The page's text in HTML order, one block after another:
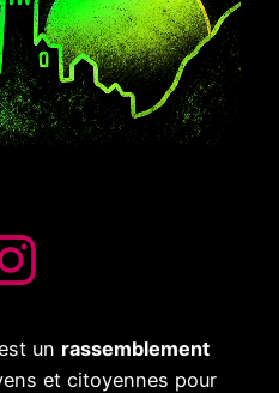
un rassemblement
et citoyennes pour